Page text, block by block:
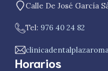
Calle De José García
Tel: 976 40 24 82
Horarios